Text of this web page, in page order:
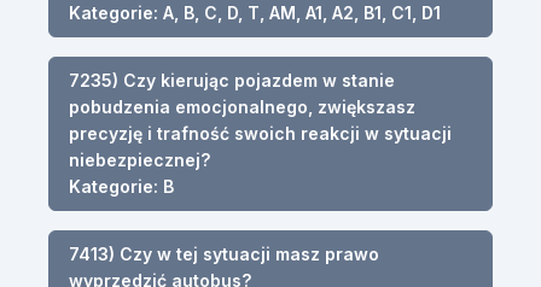
Kategorie: A, B, C, D, T, AM, A1, A2, B1, C1, D1
7235) Czy kierując pojazdem w stanie
pobudzenia emocjonalnego, zwiększasz
precyzję i trafność swoich reakcji w sytuacji
niebezpiecznej?
Kategorie: B
7413) Czy w tej sytuacji masz prawo
wyprzedzić autobus?